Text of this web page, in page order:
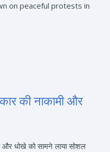
on peaceful protests in
की नाकामी और
और धोखे को सामने लाया सोशल